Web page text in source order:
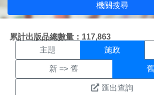
機關搜尋
累計出版品總數量：117,863
施政搜尋結果頁
主題 施政
新 => 舊
匯出查詢